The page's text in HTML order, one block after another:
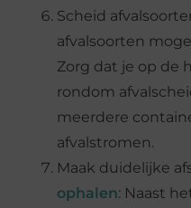
Scheid
afvalsoorten
Zorg dat je op de
rondom
meerdere
afvalstromen.
Maak duidelijke
ophalen: Naast